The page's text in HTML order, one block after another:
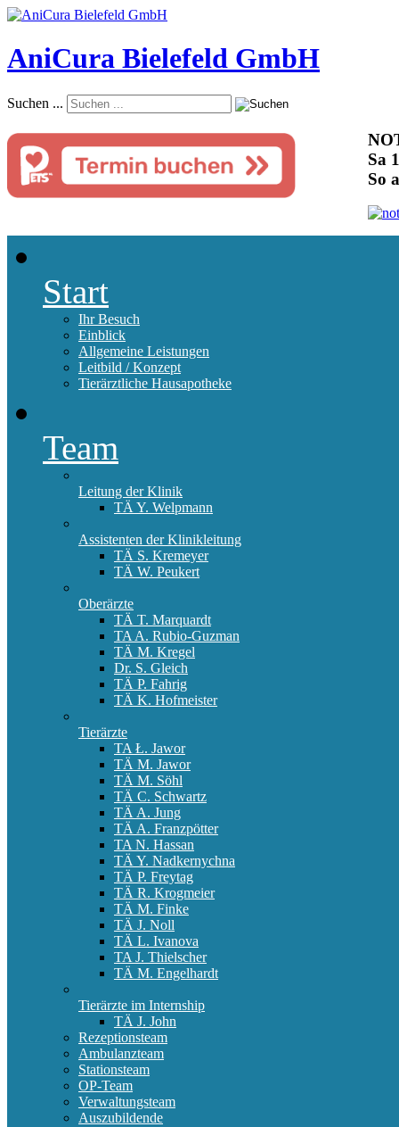
AniCura Bielefeld GmbH
Suchen ...
Sa
So
Start
Ihr Besuch
Einblick
Allgemeine Leistungen
Leitbild / Konzept
Tierärztliche Hausapotheke
Team
Leitung der Klinik
TÄ Y. Welpmann
Assistenten der Klinikleitung
TÄ S. Kremeyer
TÄ W. Peukert
Oberärzte
TÄ T. Marquardt
TA A. Rubio-Guzman
TÄ M. Kregel
Dr. S. Gleich
TÄ P. Fahrig
TÄ K. Hofmeister
Tierärzte
TA Ł. Jawor
TÄ M. Jawor
TÄ M. Söhl
TÄ C. Schwartz
TÄ A. Jung
TÄ A. Franzpötter
TA N. Hassan
TÄ Y. Nadkernychna
TÄ P. Freytag
TÄ R. Krogmeier
TÄ M. Finke
TÄ J. Noll
TÄ L. Ivanova
TA J. Thielscher
TÄ M. Engelhardt
Tierärzte im Internship
TÄ J. John
Rezeptionsteam
Ambulanzteam
Stationsteam
OP-Team
Verwaltungsteam
Auszubildende